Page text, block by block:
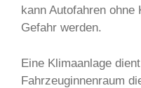
kann Autofahren
Gefahr werden.
Eine Klimaanlage
Fahrzeuginnenraum